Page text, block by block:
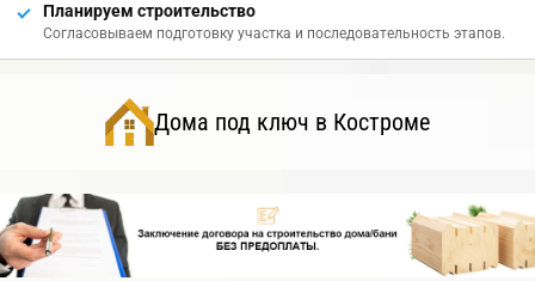
Планируем строительство
Согласовываем подготовку участка и последовательность этапов.
Дома под ключ в Костроме